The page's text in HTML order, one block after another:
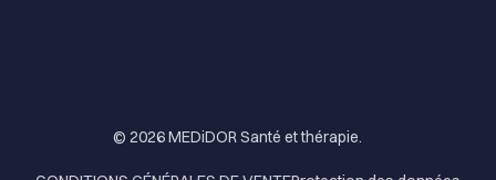
© 2026MEDiDOR Santé et thérapie.